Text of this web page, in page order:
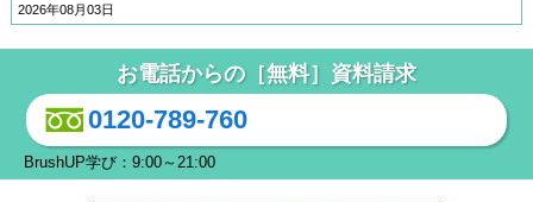
2026年08月03日
お電話からの［無料］資料請求
0120-789-760
BrushUP学び：9:00～21:00